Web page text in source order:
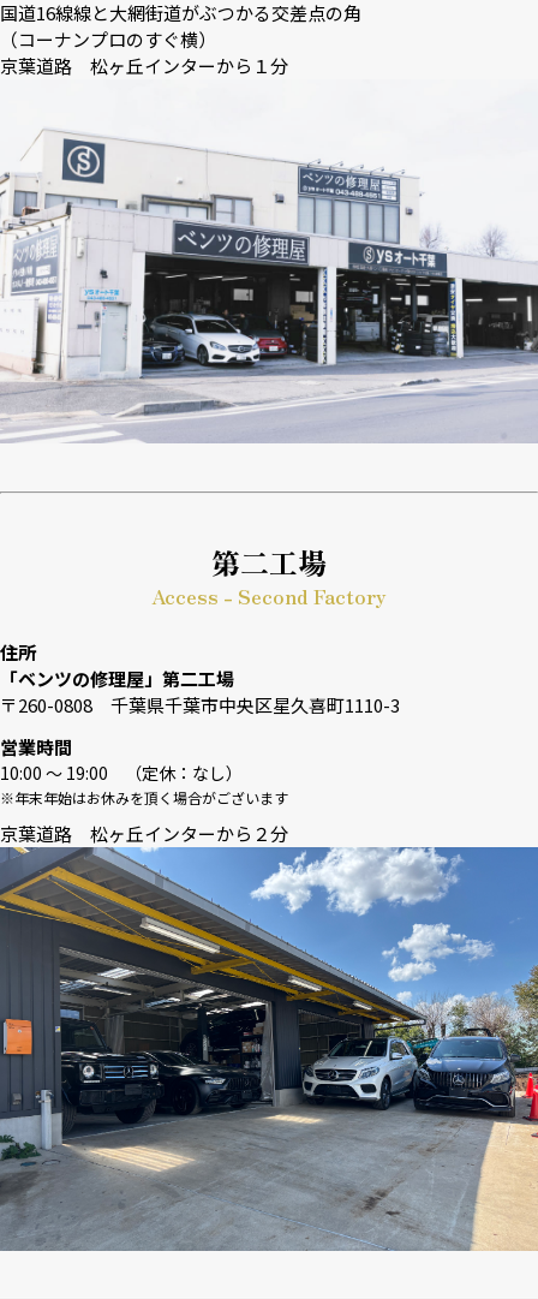
国道16線線と大網街道がぶつかる交差点の角
（コーナンプロのすぐ横）
京葉道路 松ヶ丘インターから１分
第二工場
Access - Second Factory
住所
「ベンツの修理屋」第二工場
〒260-0808 千葉県千葉市中央区星久喜町1110-3
営業時間
10:00 〜 19:00 （定休：なし）
※年末年始はお休みを頂く場合がございます
京葉道路 松ヶ丘インターから２分